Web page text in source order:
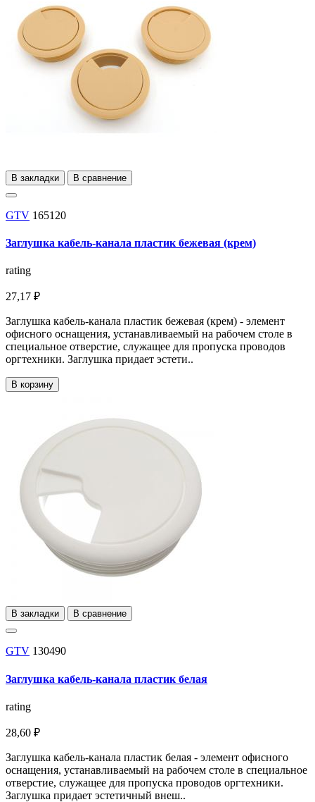
В закладки В сравнение
GTV 165120
Заглушка кабель-канала пластик бежевая (крем)
rating
27,17 ₽
Заглушка кабель-канала пластик бежевая (крем) - элемент
офисного оснащения, устанавливаемый на рабочем столе в
специальное отверстие, служащее для пропуска проводов
оргтехники. Заглушка придает эстети..
В корзину
В закладки В сравнение
GTV 130490
Заглушка кабель-канала пластик белая
rating
28,60 ₽
Заглушка кабель-канала пластик белая - элемент офисного
оснащения, устанавливаемый на рабочем столе в специальное
отверстие, служащее для пропуска проводов оргтехники.
Заглушка придает эстетичный внеш..